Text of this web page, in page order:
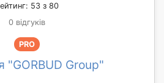
53 з 80
0 відгуків
PRO
"GORBUD Group"